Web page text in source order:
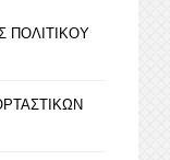
ΠΟΛΙΤΙΚΟΥ